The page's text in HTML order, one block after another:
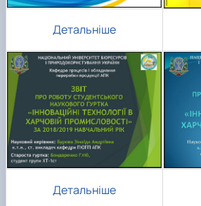
Детальніше
Детальніше